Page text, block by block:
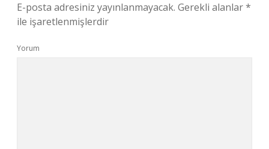
E-posta adresiniz yayınlanmayacak. Gerekli alanlar*
ile işaretlenmişlerdir
Yorum